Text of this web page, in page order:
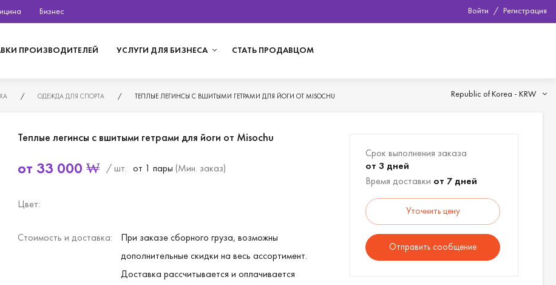
Бизнес Войти / Регистрация
ПРОИЗВОДИТЕЛЕЙ УСЛУГИ ДЛЯ БИЗНЕСА СТАТЬ ПРОДАВЦОМ
/ ОДЕЖДА ДЛЯ СПОРТА / ТЕПЛЫЕ ЛЕГИНСЫ С ВШИТЫМИ ГЕТРАМИ ДЛЯ ЙОГИ ОТ MISOCHU Republic of Korea - KRW
Теплые легинсы с вшитыми гетрами для йоги от Misochu
от 33 000 ₩ / шт. от 1 пары (Мин. заказ)
Цвет:
Стоимость и доставка:
При заказе сборного груза, возможны
дополнительные скидки на весь ассортимент.
Доставка рассчитывается и оплачивается
Срок выполнения заказа
от 3 дней
Время доставки от 7 дней
Уточнить цену
Отправить сообщение